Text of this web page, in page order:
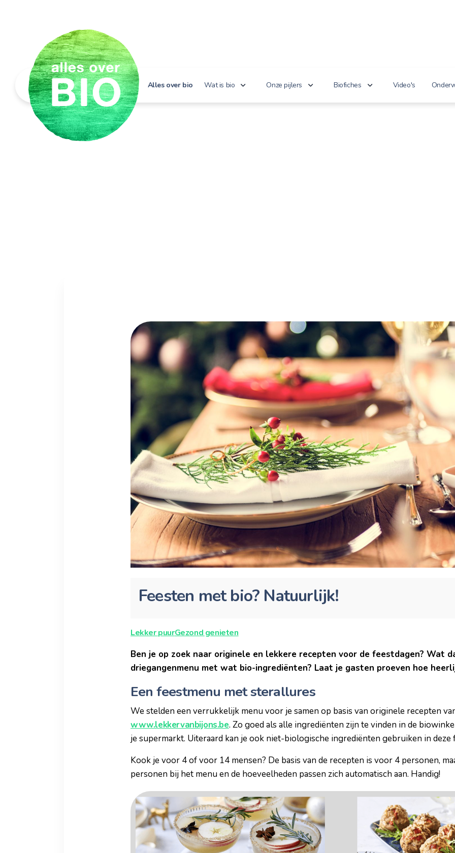
Alles over bio Wat is bio Onze pijlers Biofiches Video's
Feesten met bio? Natuurlijk!
Lekker puurGezond genieten
Ben je op zoek naar originele en lekkere recepten voor de feestdagen? Wat
driegangenmenu met wat bio-ingrediënten? Laat je gasten proeven hoe
Een feestmenu met sterallures
We stelden een verrukkelijk menu voor je samen op basis van originele recepten
www.lekkervanbijons.be. Zo goed als alle ingrediënten zijn te vinden in de
je supermarkt. Uiteraard kan je ook niet-biologische ingrediënten gebruiken in deze
Kook je voor 4 of voor 14 mensen? De basis van de recepten is voor 4 personen,
personen bij het menu en de hoeveelheden passen zich automatisch aan. Handig!